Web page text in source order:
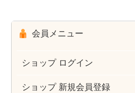
会員メニュー
ショップ ログイン
ショップ 新規会員登録